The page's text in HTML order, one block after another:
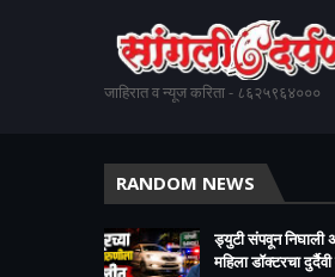
जाहिरात व न्यूज करिता - ८६२५९६४०००
RANDOM NEWS
ड्युटी संपवून निघाली
महिला डॉक्टरचा